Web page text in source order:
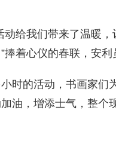
给我们带来了温暖，
捧着心仪的春联，安利
的活动，书画家们为
油，增添士气，整个